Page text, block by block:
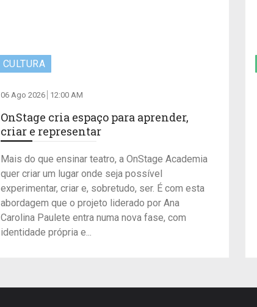
CULTURA
06 Ago 2026 12:00 AM
OnStage cria espaço para aprender,
criar e representar
Mais do que ensinar teatro, a OnStage Academia
quer criar um lugar onde seja possível
experimentar, criar e, sobretudo, ser. É com esta
abordagem que o projeto liderado por Ana
Carolina Paulete entra numa nova fase, com
identidade própria e...